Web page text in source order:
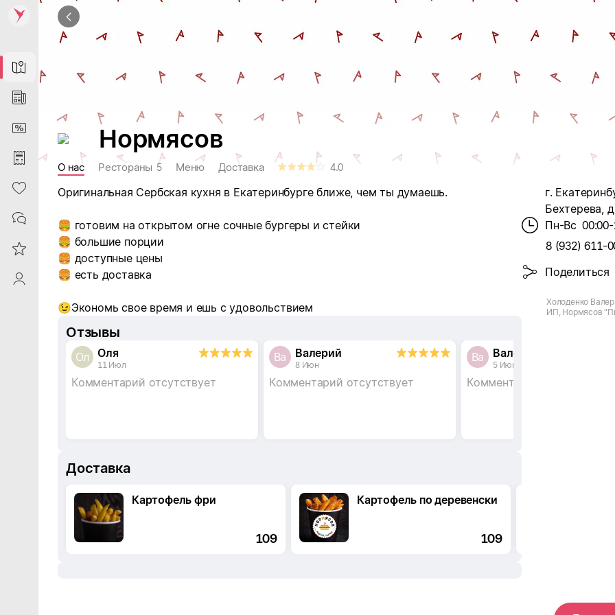
Map
News
DiscountCard
Purchases
Heart
Contacts
Reviews
ProfileSaby
Нормясов
О нас Рестораны 5 Меню Доставка 4.0
Оригинальная Сербская кухня в Екатеринбурге ближе, чем ты думаешь.
🍔 готовим на открытом огне сочные бургеры и стейки
🍔 большие порции
🍔 доступные цены
🍔 есть доставка
😉Экономь свое время и ешь с удовольствием
Отзывы
Ол Оля
11 Июл
Комментарий отсутствует
Ва Валерий
8 Июн
Комментарий отсутствует
Ва Валерий
5 Июн
Комментарий отсутствует
Доставка
Картофель фри
109
Картофель по деревенски
109
г.
Бехтерева,
Пн-Вс
8 (932) 611-
Поделиться
Холоденко
ИП, Нормясов